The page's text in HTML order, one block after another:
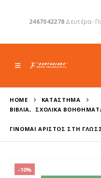
2467042278 Δευτέρα-
HOME
ΚΑΤΆΣΤΗΜΑ
ΒΙΒΛΊΑ, ΣΧΟΛΙΚΆ
ΓΊΝΟΜΑΙ ΆΡΙΣΤΟΣ ΣΤΗ
-10%